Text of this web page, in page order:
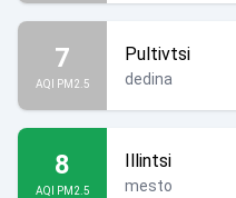
7
AQI PM2.5
Pultivtsi
dedina
8
AQI PM2.5
Illintsi
mesto